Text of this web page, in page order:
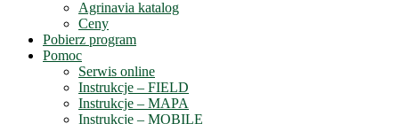
Agrinavia katalog
Ceny
Pobierz program
Pomoc
Serwis online
Instrukcje – FIELD
Instrukcje – MAPA
Instrukcje – MOBILE